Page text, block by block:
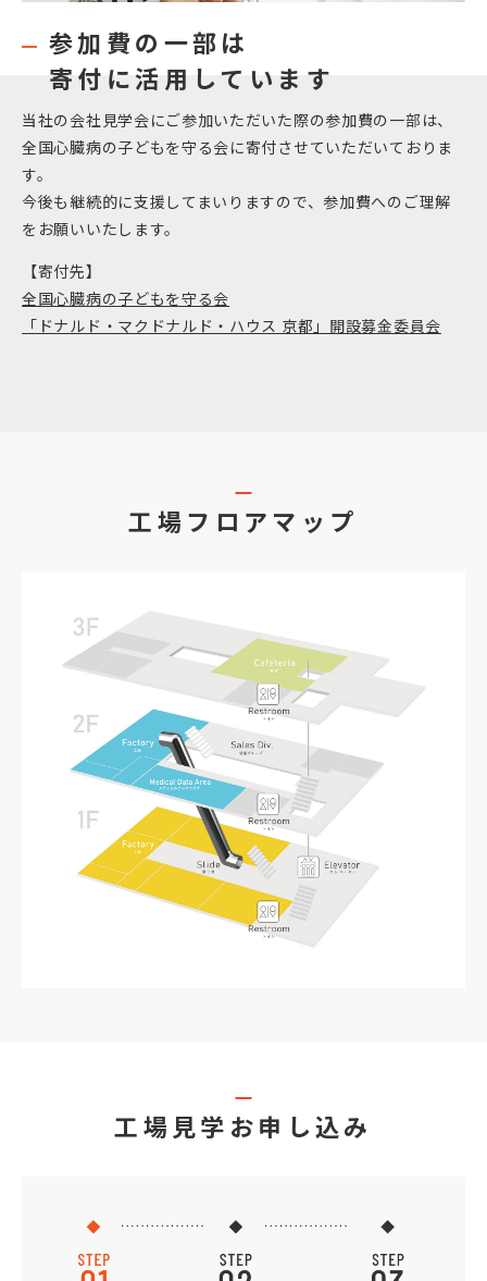
参加費の一部は
寄付に活用しています
当社の会社見学会にご参加いただいた際の参加費の一部は、
全国心臓病の子どもを守る会に寄付させていただいておりま
す。
今後も継続的に支援してまいりますので、参加費へのご理解
をお願いいたします。
【寄付先】
全国心臓病の子どもを守る会
「ドナルド・マクドナルド・ハウス 京都」開設募金委員会
工場フロアマップ
工場見学お申し込み